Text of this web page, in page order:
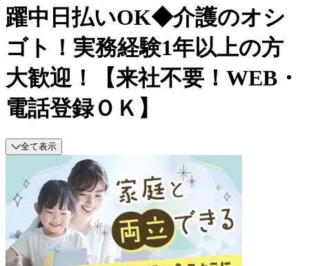
躍中日払いOK◆介護のオシ
ゴト！実務経験1年以上の方
大歓迎！【来社不要！WEB・
電話登録ＯＫ】
全て表示